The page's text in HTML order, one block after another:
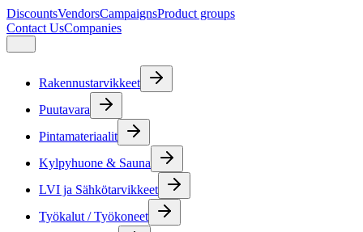
DiscountsVendorsCampaignsProduct groups
Contact UsCompanies
Rakennustarvikkeet
Puutavara
Pintamateriaalit
Kylpyhuone & Sauna
LVI ja Sähkötarvikkeet
Työkalut / Työkoneet